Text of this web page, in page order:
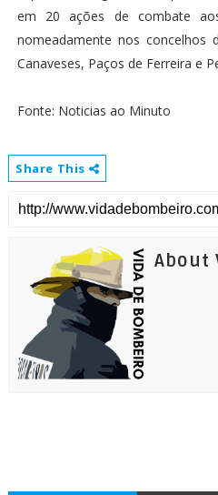
em 20 ações de combate
nomeadamente nos concelhos
Canaveses, Paços de Ferreira e
Fonte: Noticias ao Minuto
Share This
About